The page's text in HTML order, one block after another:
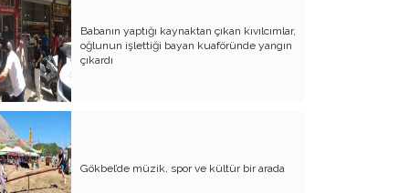
Belediye Başkanı'na Neden Oy
Vermeliyim?
AKP'nin Mülteci Politikası ve
şehitlerimiz!..
Geleceğimize biz karar verelim!..
Kamacı’nın resti!.. İYİ Parti’nin kararı
Emine öğretmenim; Atatürk sizlere
güvendi!..
Babanın yaptığı kaynaktan çıkan kıvılcımlar,
oğlunun işlettiği bayan kuaföründe yangın
çıkardı
Gökbel’de müzik, spor ve kültür bir arada